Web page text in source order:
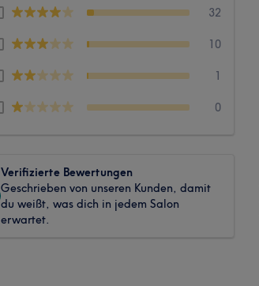
32
10
1
0
Verifizierte Bewertungen
Geschrieben von unseren Kunden, damit
du weißt, was dich in jedem Salon
erwartet.